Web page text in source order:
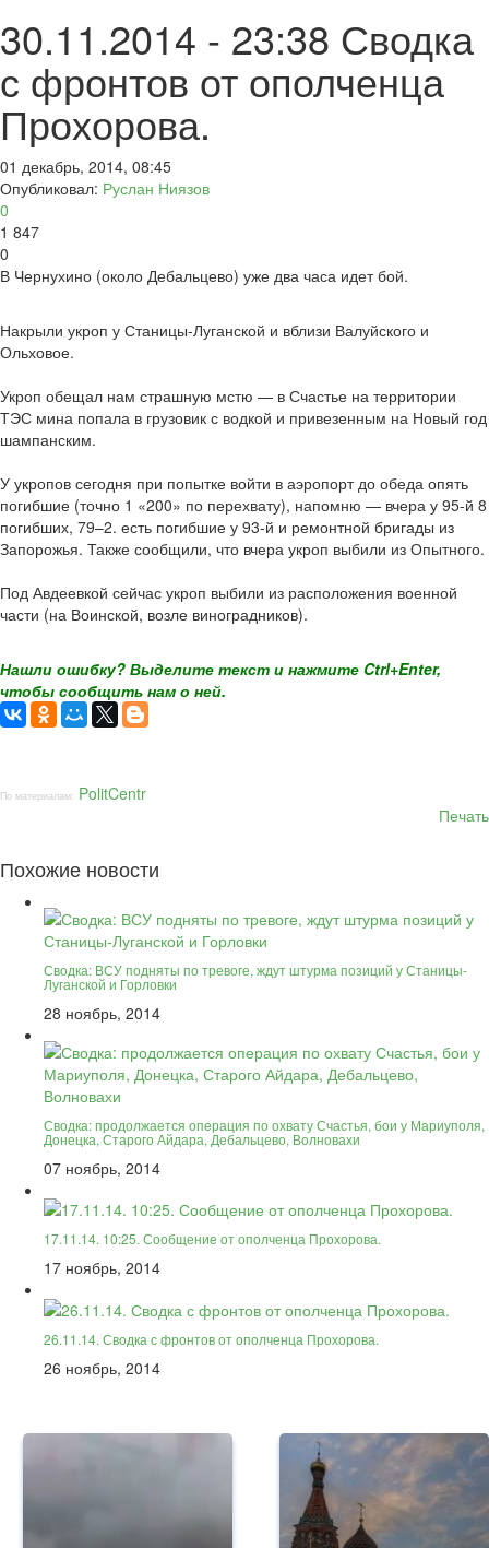
30.11.2014 - 23:38 Сводка
с фронтов от ополченца
Прохорова.
01 декабрь, 2014, 08:45
Опубликовал: Руслан Ниязов
0
1 847
0
В Чернухино (около Дебальцево) уже два часа идет бой.
Накрыли укроп у Станицы-Луганской и вблизи Валуйского и
Ольховое.
Укроп обещал нам страшную мстю — в Счастье на территории
ТЭС мина попала в грузовик с водкой и привезенным на Новый год
шампанским.
У укропов сегодня при попытке войти в аэропорт до обеда опять
погибшие (точно 1 «200» по перехвату), напомню — вчера у 95-й 8
погибших, 79–2. есть погибшие у 93-й и ремонтной бригады из
Запорожья. Также сообщили, что вчера укроп выбили из Опытного.
Под Авдеевкой сейчас укроп выбили из расположения военной
части (на Воинской, возле виноградников).
Нашли ошибку? Выделите текст и нажмите Ctrl+Enter,
чтобы сообщить нам о ней.
По материалам: PolitCentr
Печать
Похожие новости
Сводка: ВСУ подняты по тревоге, ждут штурма позиций у Станицы-
Луганской и Горловки
28 ноябрь, 2014
Сводка: продолжается операция по охвату Счастья, бои у Мариуполя,
Донецка, Старого Айдара, Дебальцево, Волновахи
07 ноябрь, 2014
17.11.14. 10:25. Сообщение от ополченца Прохорова.
17 ноябрь, 2014
26.11.14. Сводка с фронтов от ополченца Прохорова.
26 ноябрь, 2014